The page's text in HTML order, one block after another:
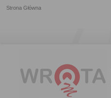
Strona Główna